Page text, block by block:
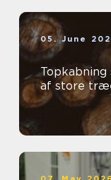
05. June
Topkabning
af store